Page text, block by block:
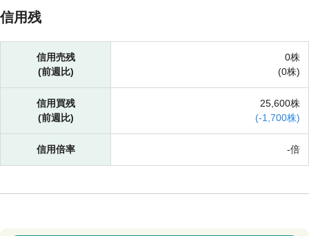
信用残
信用売残
(前週比)
0株
(0株)
信用買残
(前週比)
25,600株
(-1,700株)
信用倍率 -倍